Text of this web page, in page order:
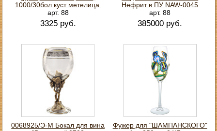
1000/30бол.куст метелица.
арт. 88
3325 руб.
Нефрит в ПУ NAW-0045
арт. 88
385000 руб.
0068925/Э-М Бокал для вина
Фужер для "ШАМПАНСКОГО"